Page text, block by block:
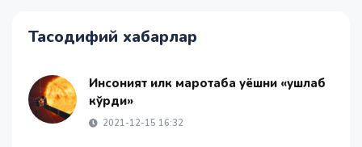
Тасодифий хабарлар
Инсоният илк маротаба Қуёшни «ушлаб
кўрди»
2021-12-15 16:32